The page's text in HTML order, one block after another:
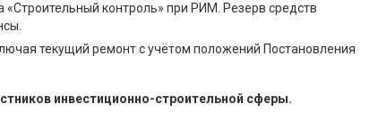
контроль» при РИМ. Резерв средств
текущий ремонт с учётом положений Постановления
инвестиционно-строительной сферы.